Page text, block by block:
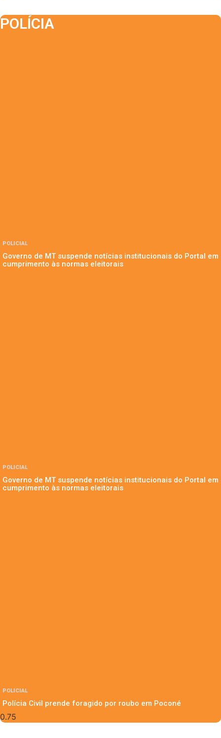
POLÍCIA
POLICIAL
Governo de MT suspende notícias institucionais do Portal em
cumprimento às normas eleitorais
POLICIAL
Governo de MT suspende notícias institucionais do Portal em
cumprimento às normas eleitorais
POLICIAL
Polícia Civil prende foragido por roubo em Poconé